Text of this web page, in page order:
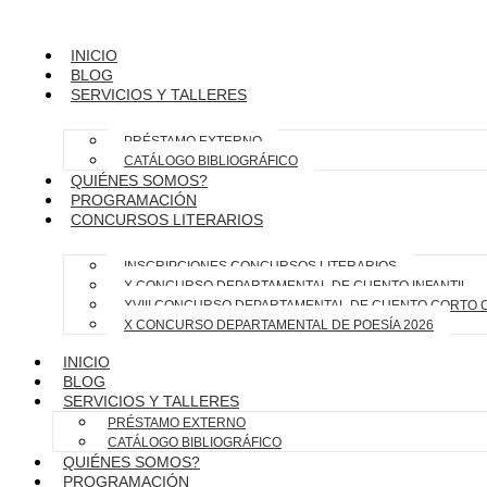
INICIO
BLOG
SERVICIOS Y TALLERES
PRÉSTAMO EXTERNO
CATÁLOGO BIBLIOGRÁFICO
QUIÉNES SOMOS?
PROGRAMACIÓN
CONCURSOS LITERARIOS
INSCRIPCIONES CONCURSOS LITERARIOS
X CONCURSO DEPARTAMENTAL DE CUENTO INFANTIL
XVIII CONCURSO DEPARTAMENTAL DE CUENTO CORTO
X CONCURSO DEPARTAMENTAL DE POESÍA 2026
INICIO
BLOG
SERVICIOS Y TALLERES
PRÉSTAMO EXTERNO
CATÁLOGO BIBLIOGRÁFICO
QUIÉNES SOMOS?
PROGRAMACIÓN